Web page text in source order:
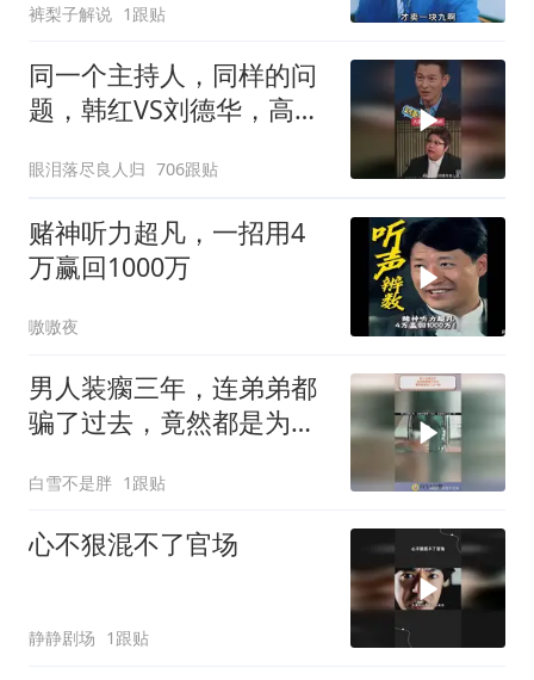
裤梨子解说 1跟贴
同一个主持人，同样的问
题，韩红VS刘德华，高下
眼泪落尽良人归 706跟贴
赌神听力超凡，一招用4
万赢回1000万
嗷嗷夜
男人装瘸三年，连弟弟都
骗了过去，竟然都是为了
白雪不是胖 1跟贴
心不狠混不了官场
静静剧场 1跟贴